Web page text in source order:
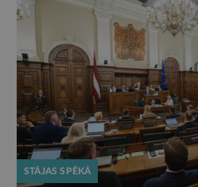
STĀJAS SPĒKĀ